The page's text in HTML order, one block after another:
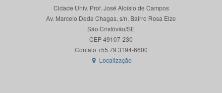
Cidade Univ. Prof. José Aloísio de Campos
Av. Marcelo Deda Chagas, s/n, Bairro Rosa Elze
São Cristóvão/SE
CEP 49107-230
Localização